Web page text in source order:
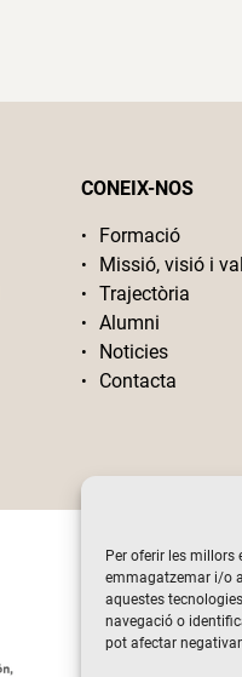
Per oferir les millors
emmagatzemar i/o
aquestes
navegació o
pot afectar
CONEIX-NOS
Formació
Missió, visió i
Trajectòria
Alumni
Noticies
Contacta